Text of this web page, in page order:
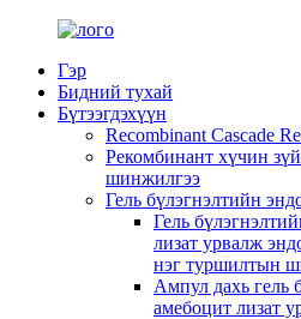
Гэр
Бидний тухай
Бүтээгдэхүүн
Recombinant Cascade
Рекомбинант хүчин
шинжилгээ
Гель бүлэгнэлтийн
Гель
лизат урвалж
нэг туршилтын
Ампул дахь гель
амебоцит лизат